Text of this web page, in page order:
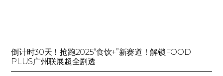
倒计时30天！抢跑2025“食饮+”新赛道！解锁FOOD
PLUS广州联展超全剧透